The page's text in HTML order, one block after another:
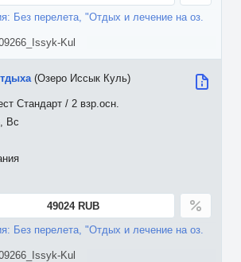
Без перелета, "Отдых и лечение на оз.
Kul
Вс
(Озеро Иссык Куль)
Стандарт / 2 взр.осн.
49024 RUB
Без перелета, "Отдых и лечение на оз.
Kul